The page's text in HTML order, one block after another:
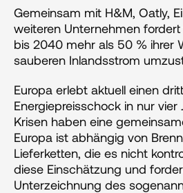
Gemeinsam mit H&M, Oatly,
weiteren Unternehmen
bis 2040 mehr als 50 % ihrer
sauberen Inlandsstrom
Europa erlebt aktuell einen
Energiepreisschock in nur vier
Krisen haben eine
Europa ist abhängig von
Lieferketten, die es nicht
diese Einschätzung und
Unterzeichnung des